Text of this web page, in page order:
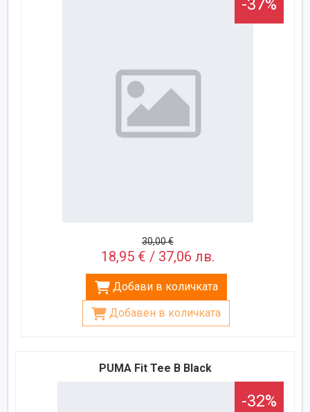
-37%
30,00 €
18,95 € / 37,06 лв.
Добави в количката
Добавен в количката
PUMA Fit Tee B Black
-32%